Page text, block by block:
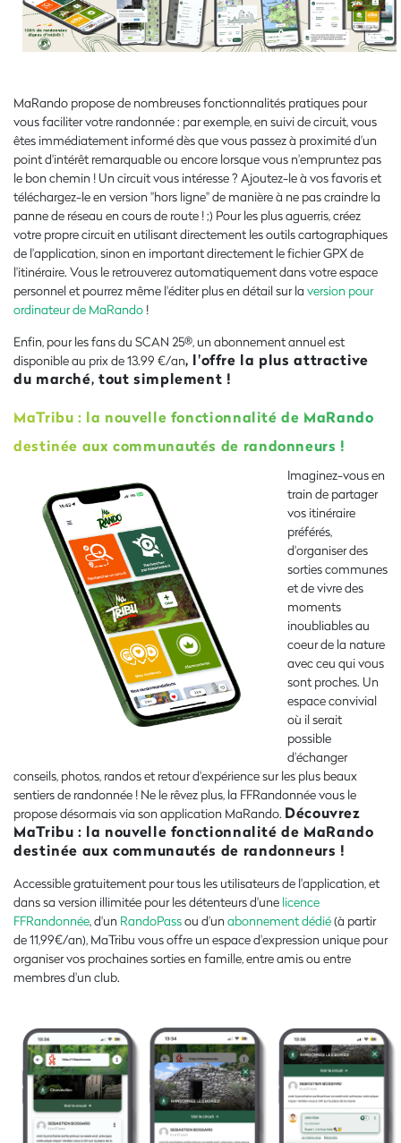
MaRando propose de nombreuses fonctionnalités pratiques pour
vous faciliter votre randonnée : par exemple, en suivi de circuit, vous
êtes immédiatement informé dès que vous passez à proximité d'un
point d'intérêt remarquable ou encore lorsque vous n'empruntez pas
le bon chemin ! Un circuit vous intéresse ? Ajoutez-le à vos favoris et
téléchargez-le en version "hors ligne" de manière à ne pas craindre la
panne de réseau en cours de route ! ;) Pour les plus aguerris, créez
votre propre circuit en utilisant directement les outils cartographiques
de l'application, sinon en important directement le fichier GPX de
l'itinéraire. Vous le retrouverez automatiquement dans votre espace
personnel et pourrez même l'éditer plus en détail sur la version pour
ordinateur de MaRando !
Enfin, pour les fans du SCAN 25®, un abonnement annuel est
disponible au prix de 13.99 €/an, l'offre la plus attractive
du marché, tout simplement !
MaTribu : la nouvelle fonctionnalité de MaRando
destinée aux communautés de randonneurs !
Imaginez-vous en
train de partager
vos itinéraire
préférés,
d'organiser des
sorties communes
et de vivre des
moments
inoubliables au
coeur de la nature
avec ceu qui vous
sont proches. Un
espace convivial
où il serait
possible
d'échanger
conseils, photos, randos et retour d'expérience sur les plus beaux
sentiers de randonnée ! Ne le rêvez plus, la FFRandonnée vous le
propose désormais via son application MaRando. Découvrez
MaTribu : la nouvelle fonctionnalité de MaRando
destinée aux communautés de randonneurs !
Accessible gratuitement pour tous les utilisateurs de l'application, et
dans sa version illimitée pour les détenteurs d'une licence
FFRandonnée, d'un RandoPassou d'unabonnement dédié(à partir
de 11,99€/an), MaTribu vous offre un espace d'expression unique pour
organiser vos prochaines sorties en famille, entre amis ou entre
membres d'un club.